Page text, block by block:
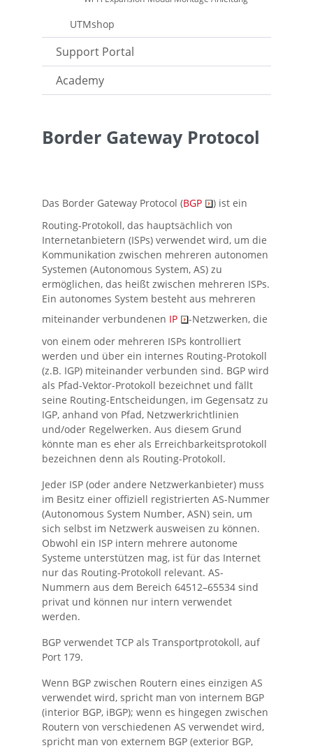
UTMshop
Support Portal
Academy
Border Gateway Protocol
Das Border Gateway Protocol (BGP
) ist ein
Routing-Protokoll, das hauptsächlich von
Internetanbietern (ISPs) verwendet wird, um die
Kommunikation zwischen mehreren autonomen
Systemen (Autonomous System, AS) zu
ermöglichen, das heißt zwischen mehreren ISPs.
Ein autonomes System besteht aus mehreren
miteinander verbundenen IP
-Netzwerken, die
von einem oder mehreren ISPs kontrolliert
werden und über ein internes Routing-Protokoll
(z.B. IGP) miteinander verbunden sind. BGP wird
als Pfad-Vektor-Protokoll bezeichnet und fällt
seine Routing-Entscheidungen, im Gegensatz zu
IGP, anhand von Pfad, Netzwerkrichtlinien
und/oder Regelwerken. Aus diesem Grund
könnte man es eher als Erreichbarkeitsprotokoll
bezeichnen denn als Routing-Protokoll.
Jeder ISP (oder andere Netzwerkanbieter) muss
im Besitz einer offiziell registrierten AS-Nummer
(Autonomous System Number, ASN) sein, um
sich selbst im Netzwerk ausweisen zu können.
Obwohl ein ISP intern mehrere autonome
Systeme unterstützen mag, ist für das Internet
nur das Routing-Protokoll relevant. AS-
Nummern aus dem Bereich 64512–65534 sind
privat und können nur intern verwendet
werden.
BGP verwendet TCP als Transportprotokoll, auf
Port 179.
Wenn BGP zwischen Routern eines einzigen AS
verwendet wird, spricht man von internem BGP
(interior BGP, iBGP); wenn es hingegen zwischen
Routern von verschiedenen AS verwendet wird,
spricht man von externem BGP (exterior BGP,